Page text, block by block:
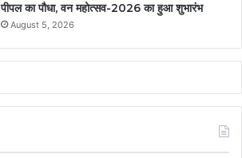
पीपल का पौधा, वन महोत्सव-2026 का हुआ शुभारंभ
August 5, 2026